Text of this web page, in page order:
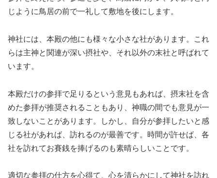
じように鳥居の前で一礼して敷地を後にします。
神社には、本殿の他にも様々な小さな社があります。これ
らは主神と関連が深い摂社や、それ以外の末社と呼ばれて
います。
本殿だけの参拝で足りるという意見もあれば、摂末社を含
めた参拝が推奨されることもあり、神職の間でも意見が一
致しないことがあります。しかし、自分が参拝したいと感
じる社があれば、訪れるのが最善です。時間が許せば、各
社を訪れてお賽銭を捧げるのも素晴らしいことです。
適切な参拝の仕方を心得て、心を清らかにして神社を訪れ